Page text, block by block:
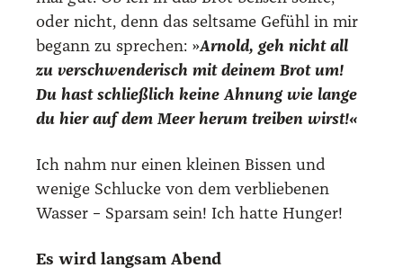
oder nicht, denn das selt­sa­me Gefühl in mir
begann zu spre­chen: »Arnold, geh nicht all
zu ver­schwen­de­risch mit dei­nem Brot um!
Du hast schließ­lich kei­ne Ahnung wie lan­ge
du hier auf dem Meer her­um trei­ben wirst!«
Ich nahm nur einen klei­nen Bis­sen und
weni­ge Schlu­cke von dem ver­blie­be­nen
Was­ser – Spar­sam sein! Ich hat­te Hun­ger!
Es wird lang­sam Abend